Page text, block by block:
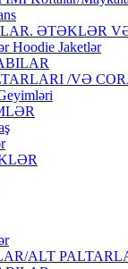
ƏTƏKLƏR
Hoodie Jaketlər
/VƏ
ALT